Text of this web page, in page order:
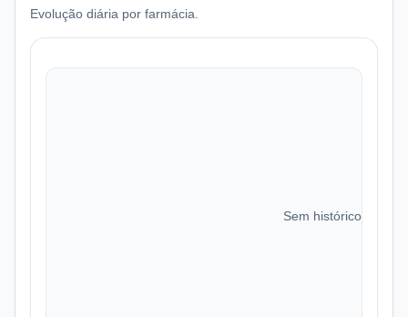
Evolução diária por farmácia.
Sem histórico de